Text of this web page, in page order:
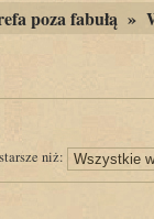
poza fabułą »
niż: